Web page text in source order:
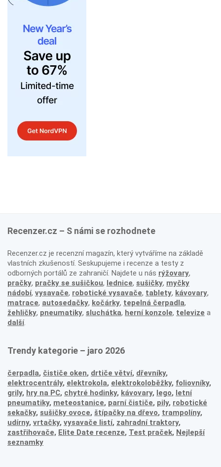
Recenzer.cz – S námi se rozhodnete
Recenzer.cz je recenzní magazín, který vytváříme na základě
vlastních zkušeností. Seskupujeme i recenze a testy z
odborných portálů ze zahraničí. Najdete u nás rýžovary,
pračky, pračky se sušičkou, lednice, sušičky, myčky
nádobí, vysavače, robotické vysavače, tablety, kávovary,
matrace, autosedačky, kočárky, tepelná čerpadla,
žehličky, pneumatiky, sluchátka, herní konzole, televize a
další.
Trendy kategorie – jaro 2026
čerpadla, čističe oken, drtiče větví, dřevníky,
elektrocentrály, elektrokola, elektrokoloběžky, foliovníky,
grily, hry na PC, chytré hodinky, kávovary, lego, letní
pneumatiky, meteostanice, parní čističe, pily, robotické
sekačky, sušičky ovoce, štípačky na dřevo, trampolíny,
udírny, vrtačky, vysavače listí, zahradní traktory,
zastřihovače, Elite Date recenze, Test praček, Nejlepší
seznamky